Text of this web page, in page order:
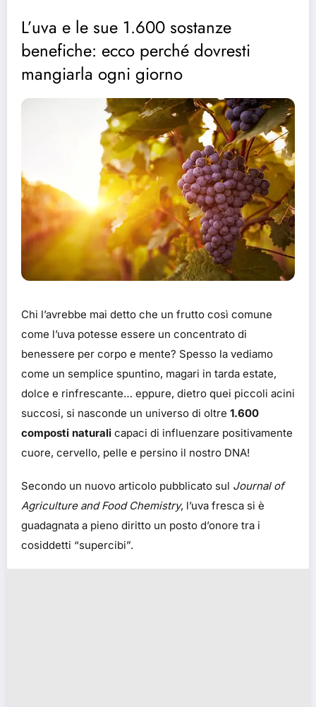
L’uva e le sue 1.600 sostanze
benefiche: ecco perché dovresti
mangiarla ogni giorno
Chi l’avrebbe mai detto che un frutto così comune
come l’uva potesse essere un concentrato di
benessere per corpo e mente? Spesso la vediamo
come un semplice spuntino, magari in tarda estate,
dolce e rinfrescante… eppure, dietro quei piccoli acini
succosi, si nasconde un universo di oltre 1.600
composti naturali capaci di influenzare positivamente
cuore, cervello, pelle e persino il nostro DNA!
Secondo un nuovo articolo pubblicato sul Journal of
Agriculture and Food Chemistry, l’uva fresca si è
guadagnata a pieno diritto un posto d’onore tra i
cosiddetti “supercibi”.